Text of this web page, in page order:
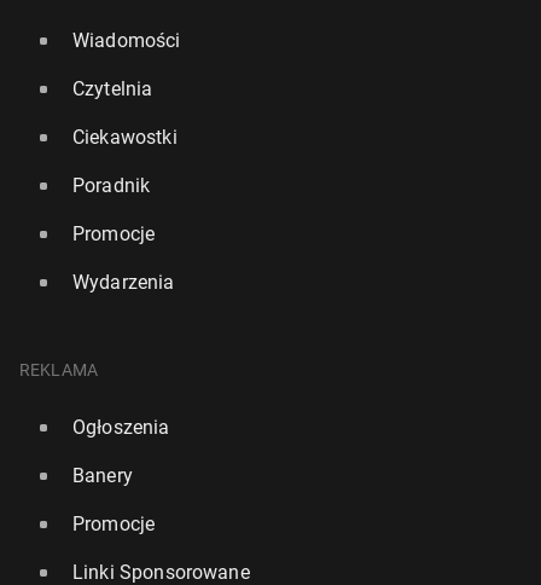
Wiadomości
Czytelnia
Ciekawostki
Poradnik
Promocje
Wydarzenia
REKLAMA
Ogłoszenia
Banery
Promocje
Linki Sponsorowane